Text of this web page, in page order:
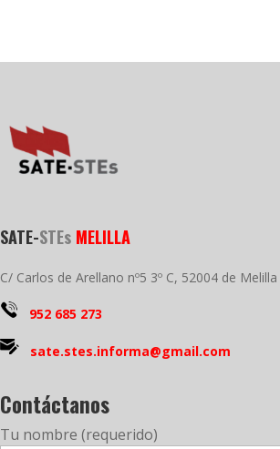
SATE-STEs MELILLA
C/ Carlos de Arellano nº5 3º C, 52004 de Melilla
952 685 273
sate.stes.informa@gmail.com
Contáctanos
Tu nombre (requerido)